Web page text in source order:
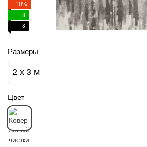
−10%
8
8
Размеры
2 x 3 м
Цвет